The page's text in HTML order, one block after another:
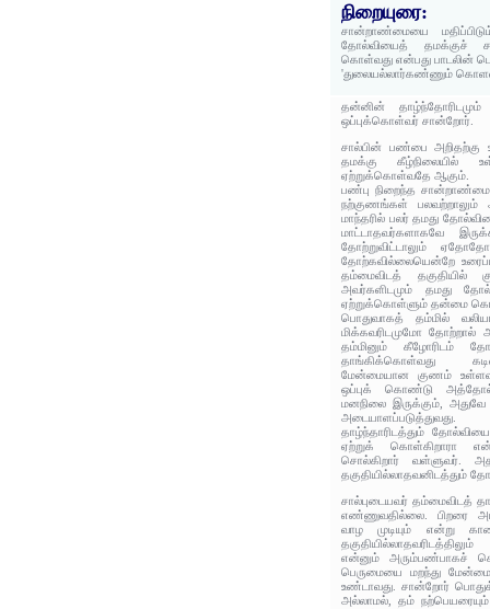
நிறையுரை:
சான்றாண்மையை
தோல்வியைத் தமக்குச்
கொள்வது என்பது பாடலின்
'துலையல்லார்கண்ணும் கொளல்'
தன்னின்
ஒப்புக்கொள்வர் சான்றோர்.
சால்பின் பண்பை அறிதற்கு
தமக்கு கீழ்நிலையில்
ஏற்றுக்கொள்வதே ஆகும்.
பண்பு நிறைந்த
நற்குணங்கள் பலவற்றாலும்
மாந்தரில் பலர் தமது
மாட்டாதவர்களாகவே
தோற்றுவிட்டாலும்
தோற்கவில்லையென்றே
தம்மைவிடத் தகுதியில்
அவர்களிடமும் தமது
ஏற்றுக்கொள்ளும் தன்மை
பொதுவாகத் தம்மில்
மிக்கவரிடமுமோ
தம்மினும் கீழோரிடம்
தாங்கிக்கொள்வது
மேன்மையான குணம்
ஒப்புக் கொண்டு
மனநிலை இருக்கும்,
தாழ்ந்தாரிடத்தும்
ஏற்றுக் கொள்கிறாரா
சொல்கிறார் வள்ளுவர்.
தகுதியில்லாதவனிடத்தும்
சால்புடையவர் தம்மைவிடத்
எண்ணுவதில்லை. பிறரை
வாழ முடியும் என்று
என்னும் அரும்பண்பாகச்
பெருமையை மறந்து
உண்டாவது. சான்றோர்
அல்லாமல், தம் நற்பெயரையும்